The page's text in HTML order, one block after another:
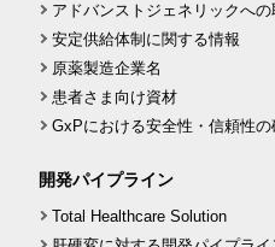
アドバンストジェネリックへ
安定供給体制に関する情報
原薬製造企業名
患者さま向け資材
GxPにおける安全性・信頼性の
開発パイプライン
Total Healthcare Solution